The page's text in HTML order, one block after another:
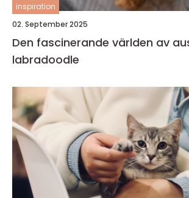
inspiration
02. September 2025
Den fascinerande världen av
labradoodle